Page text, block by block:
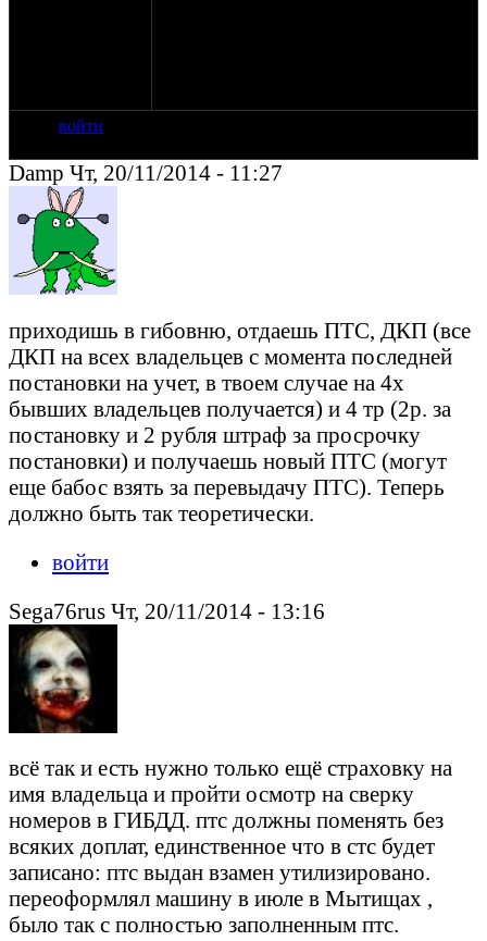
войти
Damp Чт, 20/11/2014 - 11:27
приходишь в гибовню, отдаешь ПТС, ДКП (все
ДКП на всех владельцев с момента последней
постановки на учет, в твоем случае на 4х
бывших владельцев получается) и 4 тр (2р. за
постановку и 2 рубля штраф за просрочку
постановки) и получаешь новый ПТС (могут
еще бабос взять за перевыдачу ПТС). Теперь
должно быть так теоретически.
войти
Sega76rus Чт, 20/11/2014 - 13:16
всё так и есть нужно только ещё страховку на
имя владельца и пройти осмотр на сверку
номеров в ГИБДД. птс должны поменять без
всяких доплат, единственное что в стс будет
записано: птс выдан взамен утилизировано.
переоформлял машину в июле в Мытищах ,
было так с полностью заполненным птс.